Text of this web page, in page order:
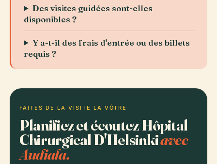
Des visites guidées sont-elles
disponibles ?
Y a-t-il des frais d'entrée ou des billets
requis ?
FAITES DE LA VISITE LA VÔTRE
Planifiez et écoutez Hôpital
Chirurgical D'Helsinkiavec
Audiala.